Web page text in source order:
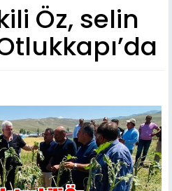
Öz, selin